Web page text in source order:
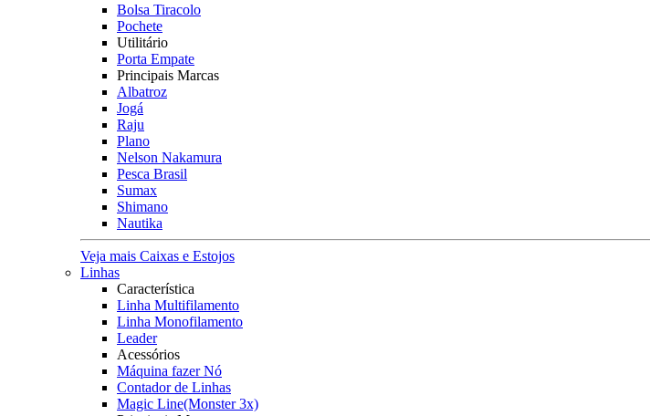
Bolsa Tiracolo
Pochete
Utilitário
Porta Empate
Principais Marcas
Albatroz
Jogá
Raju
Plano
Nelson Nakamura
Pesca Brasil
Sumax
Shimano
Nautika
Veja mais Caixas e Estojos
Linhas
Característica
Linha Multifilamento
Linha Monofilamento
Leader
Acessórios
Máquina fazer Nó
Contador de Linhas
Magic Line(Monster 3x)